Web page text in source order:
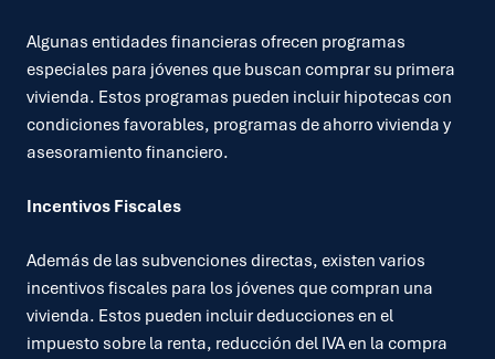
Algunas entidades financieras ofrecen programas
especiales para jóvenes que buscan comprar su primera
vivienda. Estos programas pueden incluir hipotecas con
condiciones favorables, programas de ahorro vivienda y
asesoramiento financiero.
Incentivos Fiscales
Además de las subvenciones directas, existen varios
incentivos fiscales para los jóvenes que compran una
vivienda. Estos pueden incluir deducciones en el
impuesto sobre la renta, reducción del IVA en la compra